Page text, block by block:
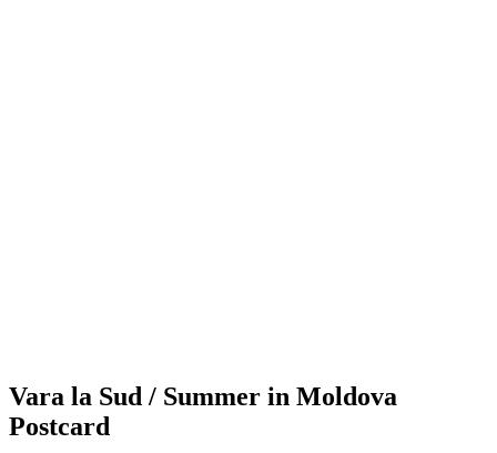
Vara la Sud / Summer in Moldova
Postcard